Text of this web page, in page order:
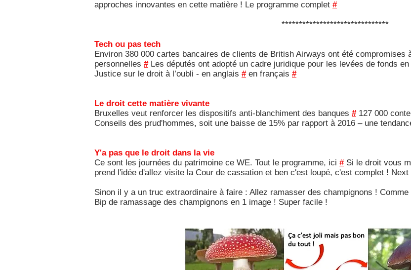
approches innovantes en cette matière ! Le programme complet #
*******************************
Tech ou pas tech
Environ 380 000 cartes bancaires de clients de British Airways ont été compromises
personnelles #Les députés ont adopté un cadre juridique pour les levées de fonds en
Justice sur le droit à l’oubli - en anglais #en français #
Le droit cette matière vivante
Bruxelles veut renforcer les dispositifs anti-blanchiment des banques #127 000
Conseils des prud'hommes, soit une baisse de 15% par rapport à 2016 – une
Y'a pas que le droit dans la vie
Ce sont les journées du patrimoine ce WE. Tout le programme, ici #Si le droit vous
prend l'idée d'allez visite la Cour de cassation et ben c'est loupé, c'est complet ! Next
Sinon il y a un truc extraordinaire à faire : Allez ramasser des champignons !
Bip de ramassage des champignons en 1 image ! Super facile !